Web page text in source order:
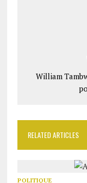
William
RELATED ARTICLES
POLITIQUE